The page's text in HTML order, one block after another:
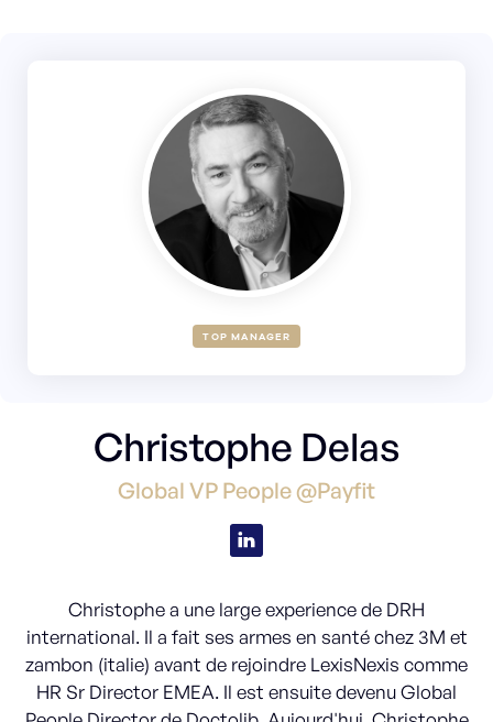
TOP MANAGER
Christophe Delas
Global VP People @Payfit
Christophe a une large experience de DRH
international. Il a fait ses armes en santé chez 3M et
zambon (italie) avant de rejoindre LexisNexis comme
HR Sr Director EMEA. Il est ensuite devenu Global